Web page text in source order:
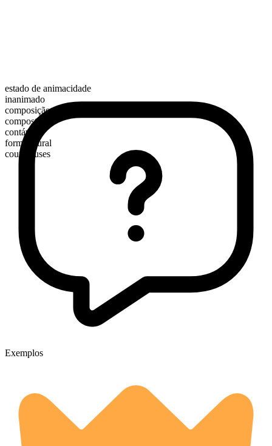
estado de animacidade
inanimado
composição morfológica
composto
contável
forma plural
courthouses
Exemplos